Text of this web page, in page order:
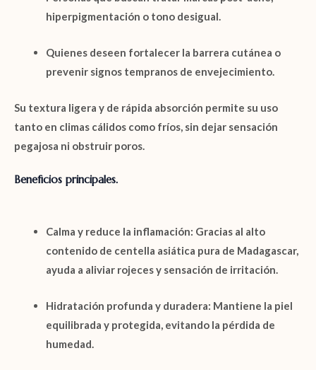
hiperpigmentación o tono desigual.
Quienes deseen fortalecer la barrera cutánea o
prevenir signos tempranos de envejecimiento.
Su textura ligera y de rápida absorción permite su uso
tanto en climas cálidos como fríos, sin dejar sensación
pegajosa ni obstruir poros.
Beneficios principales.
Calma y reduce la inflamación: Gracias al alto
contenido de centella asiática pura de Madagascar,
ayuda a aliviar rojeces y sensación de irritación.
Hidratación profunda y duradera: Mantiene la piel
equilibrada y protegida, evitando la pérdida de
humedad.